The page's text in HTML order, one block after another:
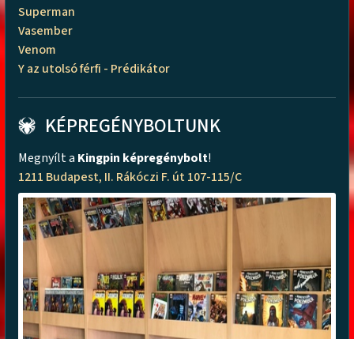
Superman
Vasember
Venom
Y az utolsó férfi - Prédikátor
KÉPREGÉNYBOLTUNK
Megnyílt a Kingpin képregénybolt!
1211 Budapest, II. Rákóczi F. út 107-115/C